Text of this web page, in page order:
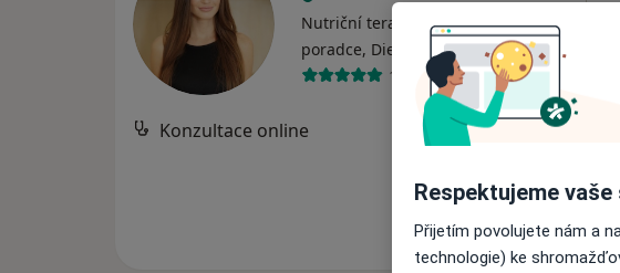
Nutriční terapeut, Výživový
poradce, Dietolog
·Více
14 názorů
Konzultace online 1 490 Kč
Respektujeme
Přijetím povolujete nám a
technologie) ke